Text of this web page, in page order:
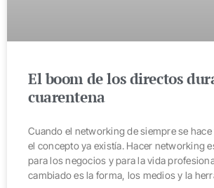
El boom de los directos
cuarentena
Cuando el networking de siempre se hace
el concepto ya existía. Hacer networking
para los negocios y para la vida
cambiado es la forma, los medios y la